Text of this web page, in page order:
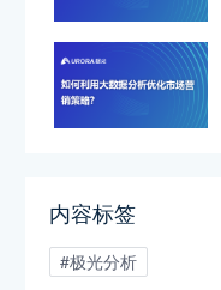
内容标签
#极光分析